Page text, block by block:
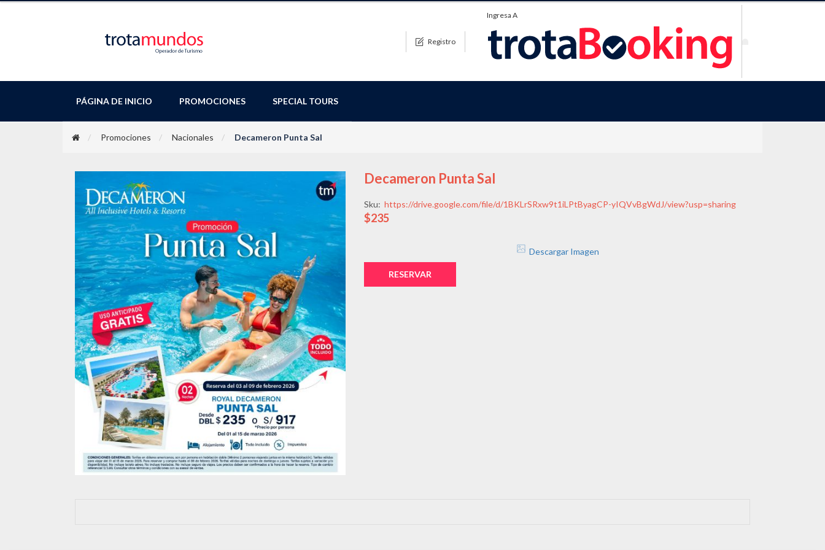
Registro
Ingresa A
PÁGINA DE INICIO PROMOCIONES SPECIAL TOURS
Promociones Nacionales Decameron Punta Sal
Decameron Punta Sal
Sku: https://drive.google.com/file/d/1BKLrSRxw9t1iLPtByagCP-yIQVvBgWdJ/view?usp=sharing
$235
Descargar Imagen
RESERVAR